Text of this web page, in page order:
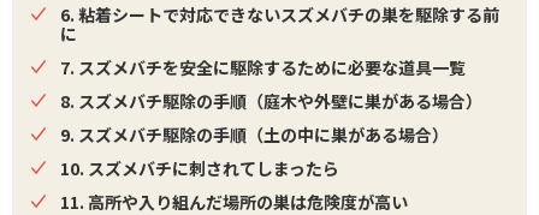
6. 粘着シートで対応できないスズメバチの巣を駆除する前
に
7. スズメバチを安全に駆除するために必要な道具一覧
8. スズメバチ駆除の手順（庭木や外壁に巣がある場合）
9. スズメバチ駆除の手順（土の中に巣がある場合）
10. スズメバチに刺されてしまったら
11. 高所や入り組んだ場所の巣は危険度が高い